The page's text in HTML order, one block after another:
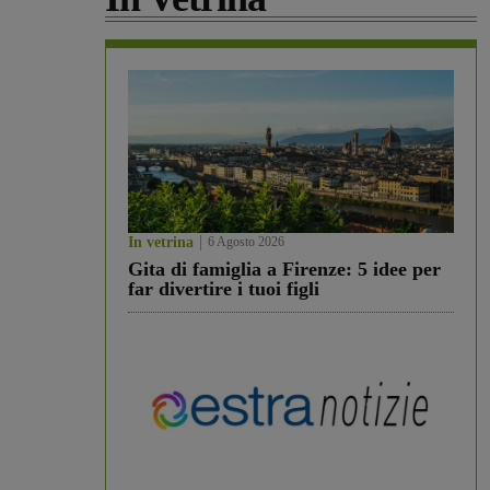
In vetrina 6 Agosto 2026
Gita di famiglia a Firenze: 5 idee per
far divertire i tuoi figli